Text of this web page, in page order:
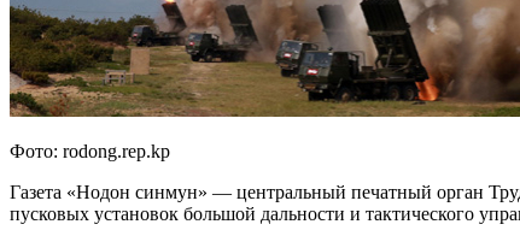
Фото: rodong.rep.kp
Газета «Нодон синмун» — центральный печатный орган
пусковых установок большой дальности и тактического